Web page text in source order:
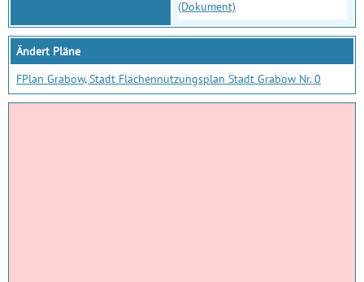
(Dokument)
Ändert Pläne
FPlan Grabow, Stadt Flächennutzungsplan Stadt Grabow Nr. 0